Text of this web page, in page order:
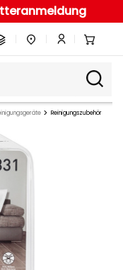
Reinigungszubehör